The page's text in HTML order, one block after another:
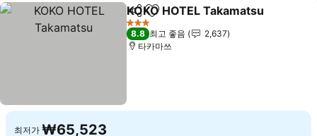
공유 즐겨찾기에 추가
KOKO HOTEL Takamatsu
3 성급
8.8 최고 좋음
2,637
타카마쓰
최저가 ₩65,523